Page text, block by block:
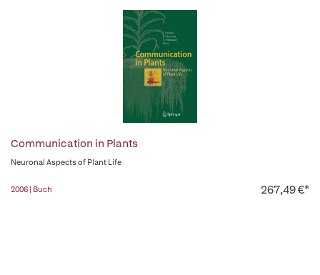
Communication in Plants
Neuronal Aspects of Plant Life
2006 | Buch 267,49 €*